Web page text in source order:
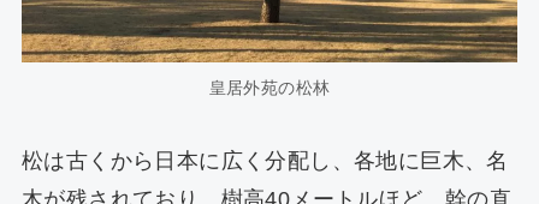
皇居外苑の松林
松は古くから日本に広く分配し、各地に巨木、名